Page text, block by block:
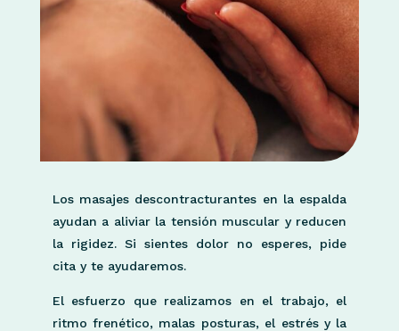
Los masajes descontracturantes en la espalda
ayudan a aliviar la tensión muscular y reducen
la rigidez. Si sientes dolor no esperes, pide
cita y te ayudaremos.
El esfuerzo que realizamos en el trabajo, el
ritmo frenético, malas posturas, el estrés y la